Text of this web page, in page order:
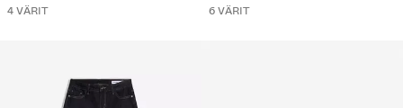
4 VÄRIT
6 VÄRIT